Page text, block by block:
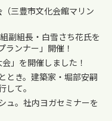
（三豊市文化会館マリン
副組長・白雪さち花氏を
ランナー」開催！
」を開催しました！
とき。建築家・堀部安嗣
て。
ュ。社内ヨガセミナーを